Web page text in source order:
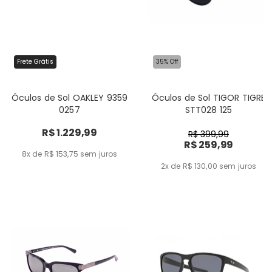
Frete Grátis
Óculos de Sol OAKLEY 9359
0257
R$ 1.229,99
8x de R$ 153,75 sem juros
35% Off
Óculos de Sol TIGOR TIGRE
STT028 125
R$ 399,99
R$ 259,99
2x de R$ 130,00 sem juros